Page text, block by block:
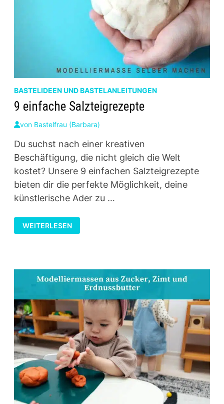
BASTELIDEEN UND BASTELANLEITUNGEN
9 einfache Salzteigrezepte
von Bastelfrau (Barbara)
Du suchst nach einer kreativen
Beschäftigung, die nicht gleich die Welt
kostet? Unsere 9 einfachen Salzteigrezepte
bieten dir die perfekte Möglichkeit, deine
künstlerische Ader zu …
9
EINFACHE
SALZTEIGREZEPTE
WEITERLESEN